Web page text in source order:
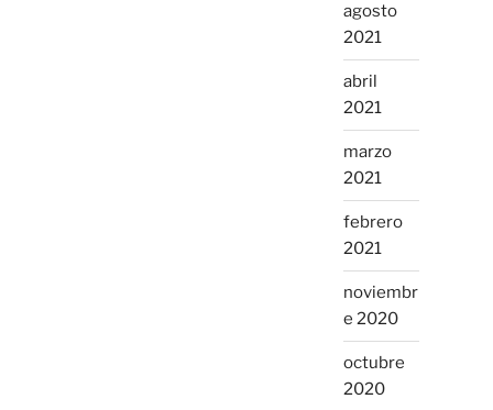
agosto
2021
abril
2021
marzo
2021
febrero
2021
noviembr
e 2020
octubre
2020